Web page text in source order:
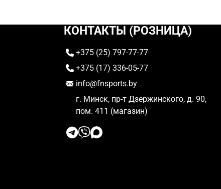
КОНТАКТЫ (РОЗНИЦА)
+375 (25) 797-77-77
+375 (17) 336-05-77
info@fnsports.by
г. Минск, пр-т Дзержинского, д. 90,
пом. 411 (магазин)